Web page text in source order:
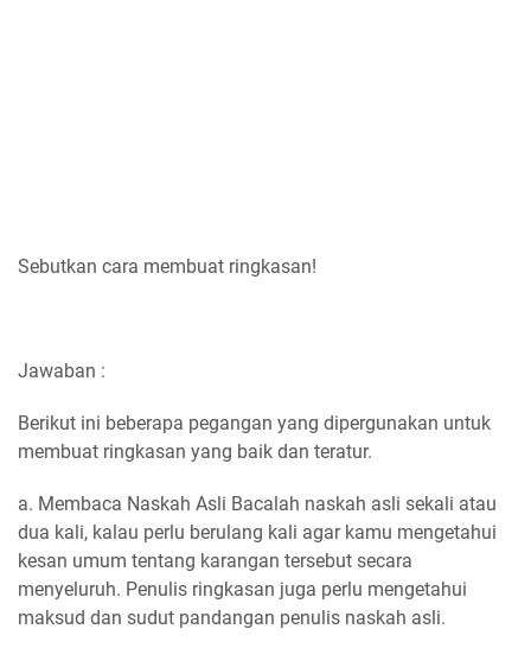
Sebutkan cara membuat ringkasan!
Jawaban :
Berikut ini beberapa pegangan yang dipergunakan untuk
membuat ringkasan yang baik dan teratur.
a. Membaca Naskah Asli Bacalah naskah asli sekali atau
dua kali, kalau perlu berulang kali agar kamu mengetahui
kesan umum tentang karangan tersebut secara
menyeluruh. Penulis ringkasan juga perlu mengetahui
maksud dan sudut pandangan penulis naskah asli.